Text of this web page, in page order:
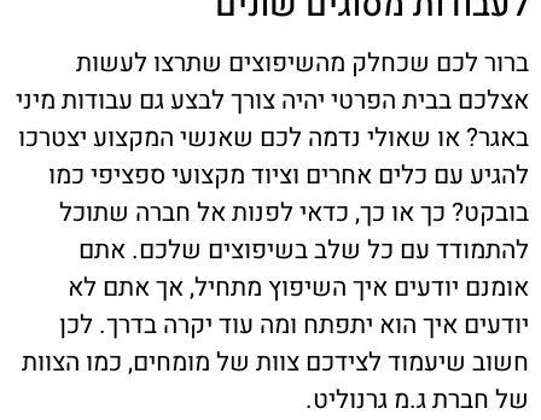
ברור לכם שכחלק מהשיפוצים שתרצו לעשות
אצלכם בבית הפרטי יהיה צורך לבצע גם עבודות מיני
באגר? או שאולי נדמה לכם שאנשי המקצוע יצטרכו
להגיע עם כלים אחרים וציוד מקצועי ספציפי כמו
בובקט? כך או כך, כדאי לפנות אל חברה שתוכל
להתמודד עם כל שלב בשיפוצים שלכם. אתם
אומנם יודעים איך השיפוץ מתחיל, אך אתם לא
יודעים איך הוא יתפתח ומה עוד יקרה בדרך. לכן
חשוב שיעמוד לצידכם צוות של מומחים, כמו הצוות
של חברת ג.מ גרנוליט.